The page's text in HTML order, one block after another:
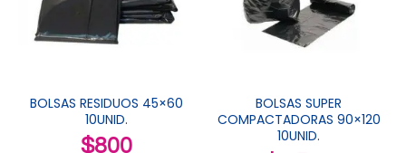
BOLSAS RESIDUOS 45×60
10UNID.
$800
BOLSAS SUPER
COMPACTADORAS 90×120
10UNID.